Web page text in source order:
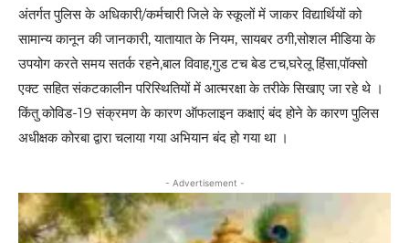
अंतर्गत पुलिस के अधिकारी/कर्मचारी जिले के स्कूलों में जाकर विद्यार्थियों को
सामान्य कानून की जानकारी, यातायात के नियम, सायबर ठगी,सोशल मीडिया के
उपयोग करते समय सतर्क रहने,बाल विवाह,गुड टच बेड टच,घरेलू हिंसा,पॉक्सो
एक्ट सहित संकटकालीन परिस्थितियों में आत्मरक्षा के तरीके सिखाए जा रहे थे ।
किंतु कोविड-19 संक्रमण के कारण ऑफलाइन कक्षाएं बंद होने के कारण पुलिस
अधीक्षक कोरबा द्वारा चलाया गया अभियान बंद हो गया था ।
- Advertisement -